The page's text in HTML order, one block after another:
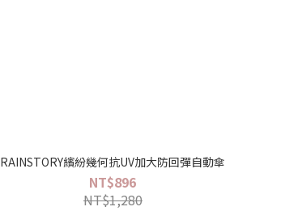
RAINSTORY繽紛幾何抗UV加大防回彈自動傘
NT$896
NT$1,280